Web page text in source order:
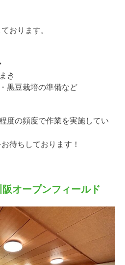
おります。
き
黒豆栽培の準備など
度の頻度で作業を実施してい
待ちしております！
オープンフィールド